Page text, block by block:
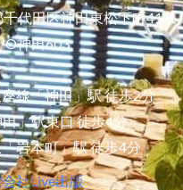
代田区神田東松下町41-1
神田603
線「神田」駅 徒歩2分
」駅東口 徒歩4分
岩本町」駅 徒歩4分
社Live出版